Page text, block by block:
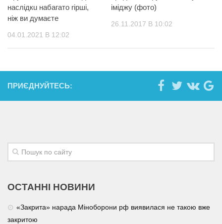
наслідкu набагато rіршi,
ніж ви думаєте
04.01.2021 В 12:02
іміджу (фото)
26.11.2017 В 10:02
ПРИЄДНУЙТЕСЬ:
ОСТАННІ НОВИНИ
«Закрита» нарада Міноборони рф виявилася не такою вже
закритою